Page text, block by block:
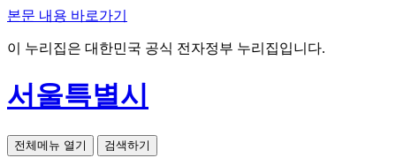
본문 내용 바로가기
이 누리집은 대한민국 공식 전자정부 누리집입니다.
서울특별시
전체메뉴 열기 검색하기